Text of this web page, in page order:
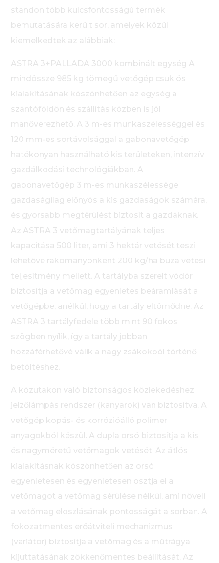
standon több kulcsfontosságú termék
bemutatására került sor, amelyek közül
kiemelkedtek az alábbiak:
ASTRA 3+PALLADA 3000 kombinált egység A
mindössze 985 kg tömegű vetőgép csuklós
kialakításának köszönhetően az egység a
szántóföldön és szállítás közben is jól
manőverezhető. A 3 m-es munkaszélességgel és
120 mm-es sortávolsággal a gabonavetőgép
hatékonyan használható kis területeken, intenzív
gazdálkodási technológiákban. A
gabonavetőgép 3 m-es munkaszélessége
gazdaságilag előnyös a kis gazdaságok számára,
és gyorsabb megtérülést biztosít a gazdáknak.
Az ASTRA 3 vetőmagtartályának teljes
kapacitása 500 liter, ami 3 hektár vetését teszi
lehetővé rakományonként 200 kg/ha búza vetési
teljesítmény mellett. A tartályba szerelt vödör
biztosítja a vetőmag egyenletes beáramlását a
vetőgépbe, anélkül, hogy a tartály eltömődne. Az
ASTRA 3 tartályfedele több mint 90 fokos
szögben nyílik, így a tartály jobban
hozzáférhetővé válik a nagy zsákokból történő
betöltéshez.
A közutakon való biztonságos közlekedéshez
jelzőlámpás rendszer (kanyarok) van biztosítva. A
vetőgép kopás- és korrózióálló polimer
anyagokból készül. A dupla orsó biztosítja a kis
és nagyméretű vetőmagok vetését. Az átlós
kialakításnak köszönhetően az orsó
egyenletesen és egyenletesen osztja el a
vetőmagot a vetőmag sérülése nélkül, ami növeli
a vetőmag eloszlásának pontosságát a sorban. A
fokozatmentes erőátviteli mechanizmus
(variátor) biztosítja a vetőmag és a műtrágya
kijuttatásának zökkenőmentes beállítását. Az